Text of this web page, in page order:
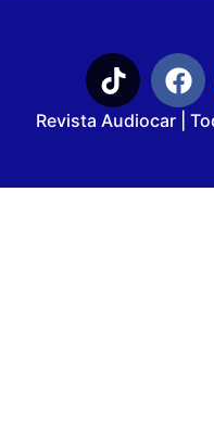
Revista Audiocar |